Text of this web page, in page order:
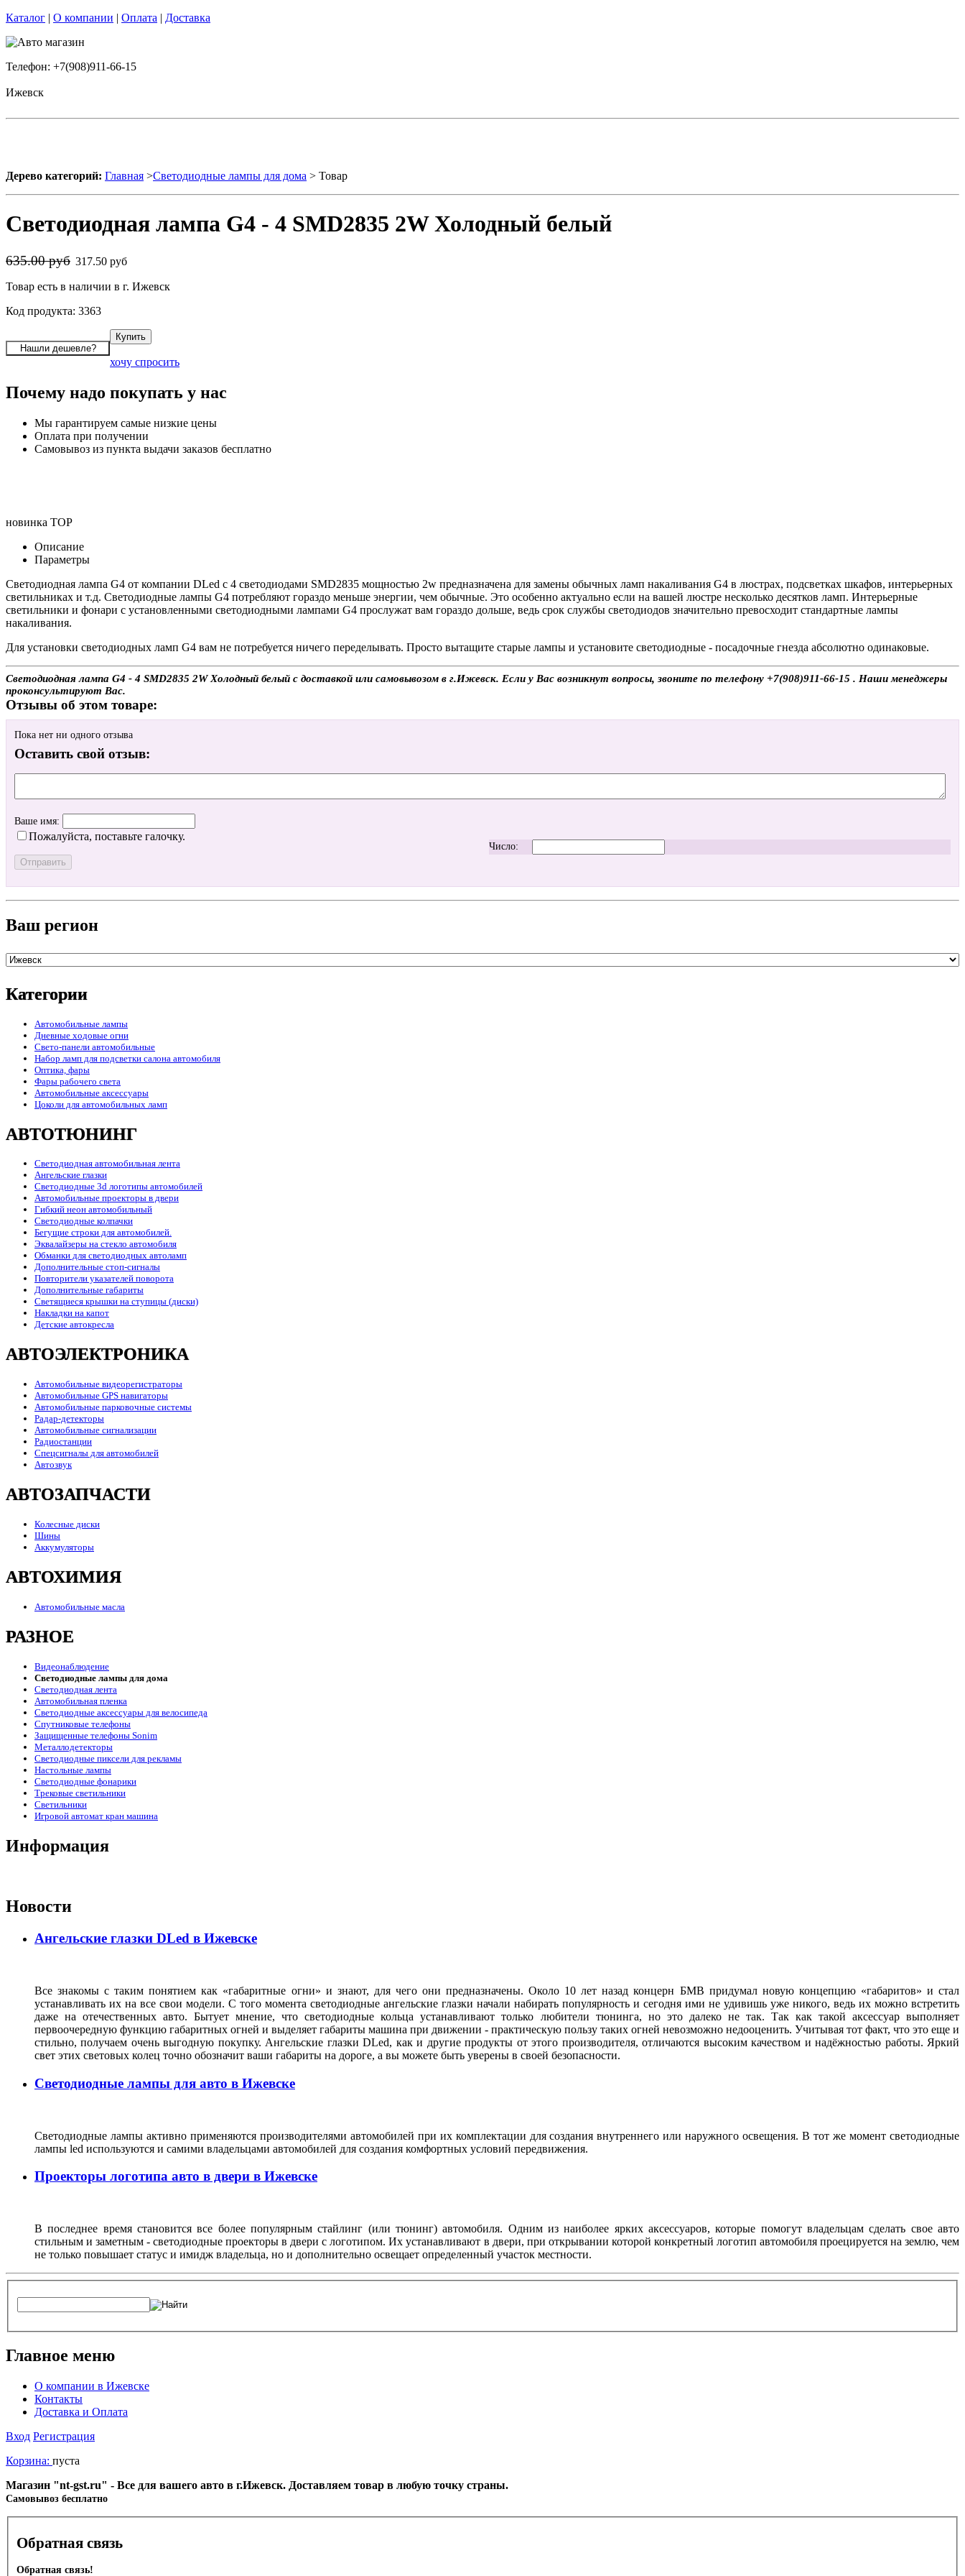
Каталог | О компании | Оплата | Доставка
Телефон: +7(908)911-66-15
Ижевск
Дерево категорий: Главная >Светодиодные лампы для дома > Товар
Светодиодная лампа G4 - 4 SMD2835 2W Холодный белый
635.00 руб 317.50 руб
Товар есть в наличии в г. Ижевск
Код продукта: 3363
хочу спросить
Почему надо покупать у нас
Мы гарантируем самые низкие цены
Оплата при получении
Самовывоз из пункта выдачи заказов бесплатно
новинка TOP
Описание
Параметры
Светодиодная лампа G4 от компании DLed с 4 светодиодами SMD2835 мощностью 2w предназначена для замены обычных ламп накаливания G4 в люстрах, подсветках шкафов, интерьерных
светильниках и т.д. Светодиодные лампы G4 потребляют гораздо меньше энергии, чем обычные. Это особенно актуально если на вашей люстре несколько десятков ламп. Интерьерные
светильники и фонари с установленными светодиодными лампами G4 прослужат вам гораздо дольше, ведь срок службы светодиодов значительно превосходит стандартные лампы
накаливания.
Для установки светодиодных ламп G4 вам не потребуется ничего переделывать. Просто вытащите старые лампы и установите светодиодные - посадочные гнезда абсолютно одинаковые.
Светодиодная лампа G4 - 4 SMD2835 2W Холодный белый с доставкой или самовывозом в г.Ижевск. Если у Вас возникнут вопросы, звоните по телефону +7(908)911-66-15 . Наши менеджеры
проконсультируют Вас.
Отзывы об этом товаре:
Пока нет ни одного отзыва
Оставить свой отзыв:
Ваше имя:
Пожалуйста, поставьте галочку.
Число:
Ваш регион
Категории
Автомобильные лампы
Дневные ходовые огни
Свето-панели автомобильные
Набор ламп для подсветки салона автомобиля
Оптика, фары
Фары рабочего света
Автомобильные аксессуары
Цоколи для автомобильных ламп
АВТОТЮНИНГ
Светодиодная автомобильная лента
Ангельские глазки
Светодиодные 3d логотипы автомобилей
Автомобильные проекторы в двери
Гибкий неон автомобильный
Светодиодные колпачки
Бегущие строки для автомобилей.
Эквалайзеры на стекло автомобиля
Обманки для светодиодных автоламп
Дополнительные стоп-сигналы
Повторители указателей поворота
Дополнительные габариты
Светящиеся крышки на ступицы (диски)
Накладки на капот
Детские автокресла
АВТОЭЛЕКТРОНИКА
Автомобильные видеорегистраторы
Автомобильные GPS навигаторы
Автомобильные парковочные системы
Радар-детекторы
Автомобильные сигнализации
Радиостанции
Спецсигналы для автомобилей
Автозвук
АВТОЗАПЧАСТИ
Колесные диски
Шины
Аккумуляторы
АВТОХИМИЯ
Автомобильные масла
РАЗНОЕ
Видеонаблюдение
Светодиодные лампы для дома
Светодиодная лента
Автомобильная пленка
Светодиодные аксессуары для велосипеда
Спутниковые телефоны
Защищенные телефоны Sonim
Металлодетекторы
Светодиодные пиксели для рекламы
Настольные лампы
Светодиодные фонарики
Трековые светильники
Светильники
Игровой автомат кран машина
Информация
Новости
Ангельские глазки DLed в Ижевске
Все знакомы с таким понятием как «габаритные огни» и знают, для чего они предназначены. Около 10 лет назад концерн БМВ придумал новую концепцию «габаритов» и стал
устанавливать их на все свои модели. С того момента светодиодные ангельские глазки начали набирать популярность и сегодня ими не удивишь уже никого, ведь их можно встретить
даже на отечественных авто. Бытует мнение, что светодиодные кольца устанавливают только любители тюнинга, но это далеко не так. Так как такой аксессуар выполняет
первоочередную функцию габаритных огней и выделяет габариты машина при движении - практическую пользу таких огней невозможно недооценить. Учитывая тот факт, что это еще и
стильно, получаем очень выгодную покупку. Ангельские глазки DLed, как и другие продукты от этого производителя, отличаются высоким качеством и надёжностью работы. Яркий
свет этих световых колец точно обозначит ваши габариты на дороге, а вы можете быть уверены в своей безопасности.
Светодиодные лампы для авто в Ижевске
Светодиодные лампы активно применяются производителями автомобилей при их комплектации для создания внутреннего или наружного освещения. В тот же момент светодиодные
лампы led используются и самими владельцами автомобилей для создания комфортных условий передвижения.
Проекторы логотипа авто в двери в Ижевске
В последнее время становится все более популярным стайлинг (или тюнинг) автомобиля. Одним из наиболее ярких аксессуаров, которые помогут владельцам сделать свое авто
стильным и заметным - светодиодные проекторы в двери с логотипом. Их устанавливают в двери, при открывании которой конкретный логотип автомобиля проецируется на землю, чем
не только повышает статус и имидж владельца, но и дополнительно освещает определенный участок местности.
Главное меню
О компании в Ижевске
Контакты
Доставка и Оплата
Вход Регистрация
Корзина: пуста
Магазин "nt-gst.ru" - Все для вашего авто в г.Ижевск. Доставляем товар в любую точку страны.
Cамовывоз бесплатно
Обратная связь
Обратная связь!